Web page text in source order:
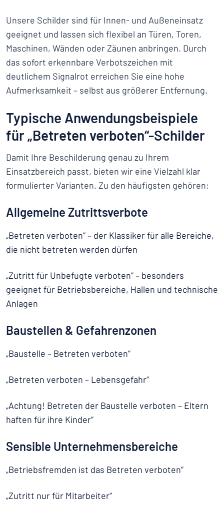
Unsere Schilder sind für Innen- und Außeneinsatz
geeignet und lassen sich flexibel an Türen, Toren,
Maschinen, Wänden oder Zäunen anbringen. Durch
das sofort erkennbare Verbotszeichen mit
deutlichem Signalrot erreichen Sie eine hohe
Aufmerksamkeit – selbst aus größerer Entfernung.
Typische Anwendungsbeispiele
für „Betreten verboten“-Schilder
Damit Ihre Beschilderung genau zu Ihrem
Einsatzbereich passt, bieten wir eine Vielzahl klar
formulierter Varianten. Zu den häufigsten gehören:
Allgemeine Zutrittsverbote
„Betreten verboten“ – der Klassiker für alle Bereiche,
die nicht betreten werden dürfen
„Zutritt für Unbefugte verboten“ – besonders
geeignet für Betriebsbereiche, Hallen und technische
Anlagen
Baustellen & Gefahrenzonen
„Baustelle – Betreten verboten“
„Betreten verboten – Lebensgefahr“
„Achtung! Betreten der Baustelle verboten – Eltern
haften für ihre Kinder“
Sensible Unternehmensbereiche
„Betriebsfremden ist das Betreten verboten“
„Zutritt nur für Mitarbeiter“